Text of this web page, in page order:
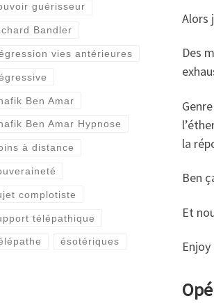
Alors
Des
la
Ben
Et
Enjoy
guérisseur
Bandler
vies antérieures
Ben Amar
Ben Amar Hypnose
à distance
complotiste
télépathique
ésotériques